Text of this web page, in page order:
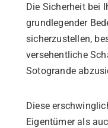
Die Sicherheit bei
grundlegender
sicherzustellen,
versehentliche
Sotogrande
Diese
Eigentümer als